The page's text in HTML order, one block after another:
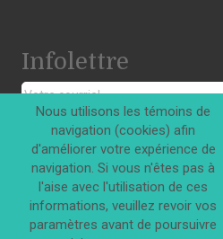
Infolettre
S'INSCRIRE
Tous droits réservés © Innovations
Nous utilisons les témoins de
navigation (cookies) afin
d'améliorer votre expérience de
navigation. Si vous n'êtes pas à
l'aise avec l'utilisation de ces
informations, veuillez revoir vos
paramètres avant de poursuivre